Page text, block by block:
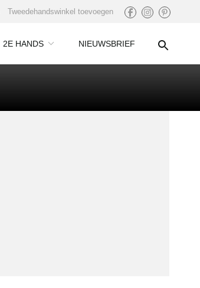
Tweedehandswinkel toevoegen
2E HANDS NIEUWSBRIEF